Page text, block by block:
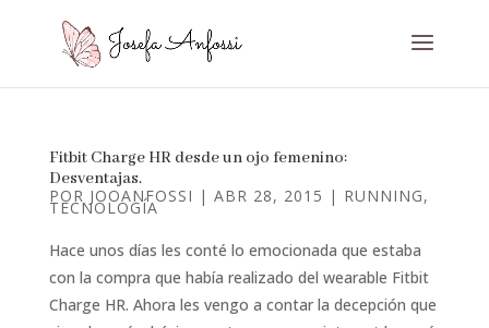
Fitbit Charge HR desde un ojo femenino:
Desventajas.
POR JOOANFOSSI | ABR 28, 2015 | RUNNING,
TECNOLOGÍA
Hace unos días les conté lo emocionada que estaba
con la compra que había realizado del wearable Fitbit
Charge HR. Ahora les vengo a contar la decepción que